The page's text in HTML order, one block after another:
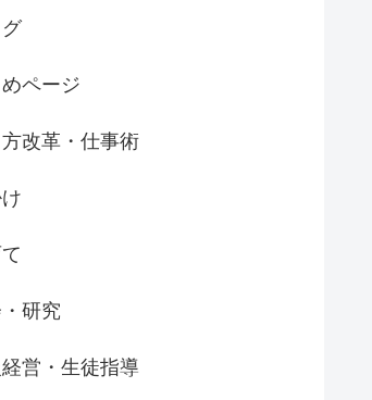
ページ
改革・仕事術
研究
営・生徒指導